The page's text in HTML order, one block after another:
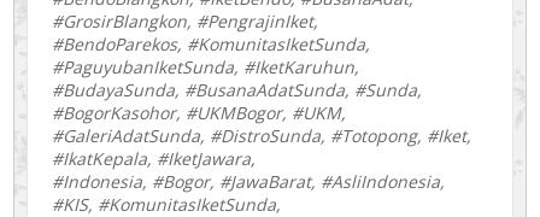
#GrosirBlangkon, #PengrajinIket,
#BendoParekos, #KomunitasIketSunda,
#PaguyubanIketSunda, #IketKaruhun,
#BudayaSunda, #BusanaAdatSunda, #Sunda,
#BogorKasohor, #UKMBogor, #UKM,
#GaleriAdatSunda, #DistroSunda, #Totopong, #Iket,
#IkatKepala, #IketJawara,
#Indonesia, #Bogor, #JawaBarat, #AsliIndonesia,
#KIS, #KomunitasIketSunda,